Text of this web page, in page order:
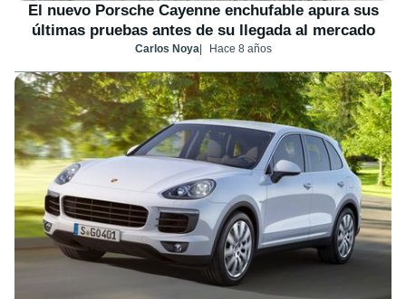
El nuevo Porsche Cayenne enchufable apura sus
últimas pruebas antes de su llegada al mercado
Carlos Noya Hace 8 años